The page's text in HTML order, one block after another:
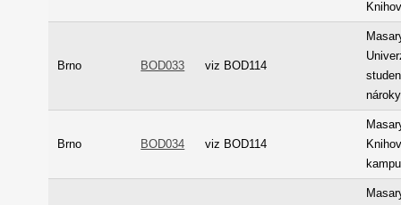
Brno BOD033 viz BOD114
nároky
Brno BOD034 viz BOD114